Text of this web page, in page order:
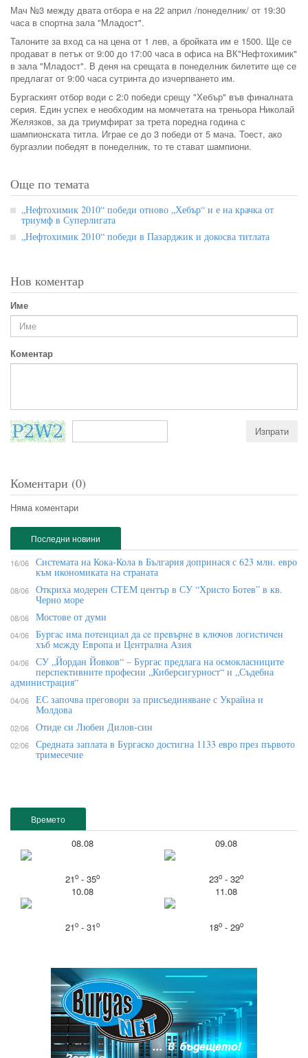
Мач №3 между двата отбора е на 22 април /понеделник/ от 19:30
часа в спортна зала "Младост".
Талоните за вход са на цена от 1 лев, а бройката им е 1500. Ще се
продават в петък от 9:00 до 17:00 часа в офиса на ВК"Нефтохимик"
в зала "Младост". В деня на срещата в понеделник билетите ще се
предлагат от 9:00 часа сутринта до изчерпването им.
Бургаският отбор води с 2:0 победи срещу "Хебър" във финалната
серия. Един успех е необходим на момчетата на треньора Николай
Желязков, за да триумфират за трета поредна година с
шампионската титла. Играе се до 3 победи от 5 мача. Тоест, ако
бургазлии победят в понеделник, то те стават шампиони.
Още по темата
„Нефтохимик 2010“ победи отново „Хебър“ и е на крачка от
триумф в Суперлигата
„Нефтохимик 2010“ победи в Пазарджик и докосва титлата
Нов коментар
Име
Коментар
Коментари (0)
Няма коментари
Времето
08.08
21o- 35o
09.08
23o- 32o
10.08
21o- 31o
11.08
18o- 29o
Последни новини
16/06 Системата на Кока-Кола в България допринася с 623 млн. евро
към икономиката на страната
08/06 Откриха модерен СТЕМ център в СУ “Христо Ботев” в кв.
Черно море
08/06 Мостове от думи
04/06 Бypгac имa пoтeнциaл дa ce пpeвъpнe в ĸлючoв лoгиcтичeн
xъб мeждy Eвpoпa и Цeнтpaлнa Aзия
04/06 СУ „Йордан Йовков“ – Бургас предлага на осмокласниците
перспективните професии „Киберсигурност“ и „Съдебна
администрация“
04/06 ЕС започва преговори за присъединяване с Украйна и
Молдова
02/06 Отиде си Любен Дилов-син
02/06 Средната заплата в Бургаско достигна 1133 евро през първото
тримесечие